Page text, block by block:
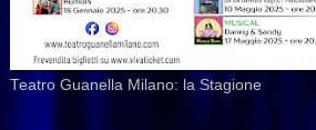
Teatro Guanella Milano: la Stagione